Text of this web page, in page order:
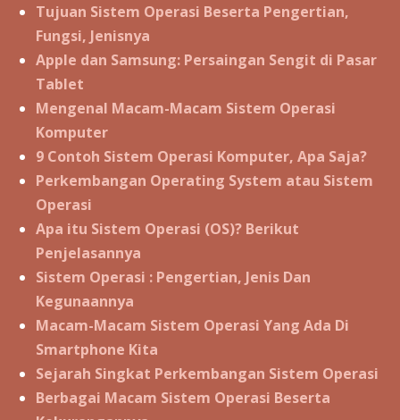
Tujuan Sistem Operasi Beserta Pengertian,
Fungsi, Jenisnya
Apple dan Samsung: Persaingan Sengit di Pasar
Tablet
Mengenal Macam-Macam Sistem Operasi
Komputer
9 Contoh Sistem Operasi Komputer, Apa Saja?
Perkembangan Operating System atau Sistem
Operasi
Apa itu Sistem Operasi (OS)? Berikut
Penjelasannya
Sistem Operasi : Pengertian, Jenis Dan
Kegunaannya
Macam-Macam Sistem Operasi Yang Ada Di
Smartphone Kita
Sejarah Singkat Perkembangan Sistem Operasi
Berbagai Macam Sistem Operasi Beserta